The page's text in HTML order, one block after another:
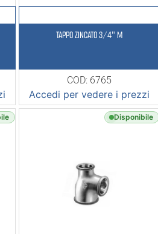
TAPPO ZINCATO 3/4″ M
COD: 6765
Accedi per vedere i prezzi
Disponibile